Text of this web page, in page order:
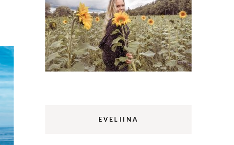
Edinburgh
Sermermiut
Lappi
luontopolku
vaellus
EVELIINA